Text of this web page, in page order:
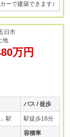
ーで建築できます♪
日市
地
万円
バス / 徒歩
駅 駅徒歩16分
容積率